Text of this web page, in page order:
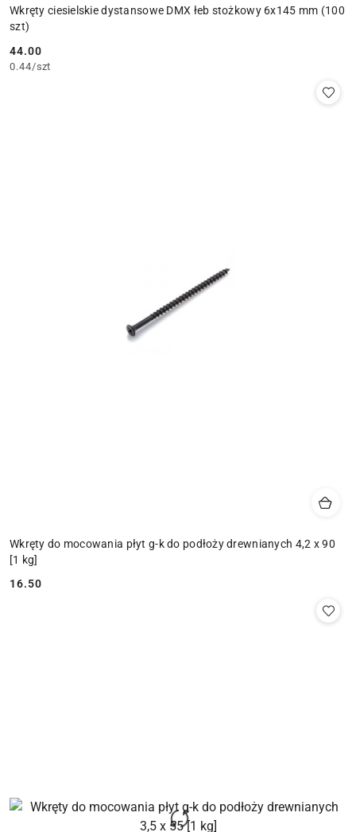
Wkręty ciesielskie dystansowe DMX łeb stożkowy 6x145 mm (100
szt)
Cena:
44.00
0.44/szt
Wkręty do mocowania płyt g-k do podłoży drewnianych 4,2 x 90
[1 kg]
Cena:
16.50